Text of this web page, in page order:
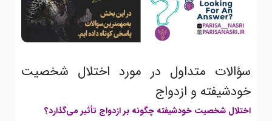
سؤالات متداول در مورد اختلال شخصیت
خودشیفته و ازدواج
اختلال شخصیت خودشیفته چگونه بر ازدواج تأثیر می‌گذارد؟